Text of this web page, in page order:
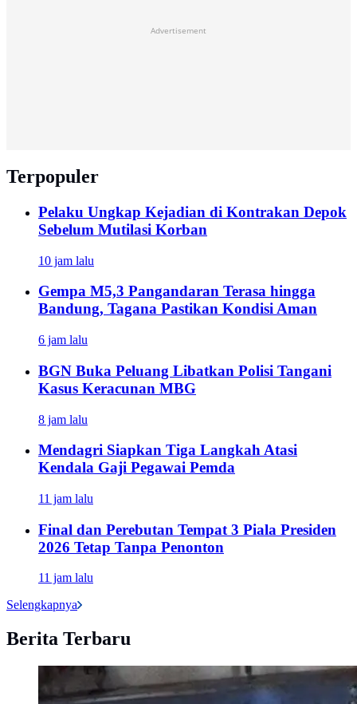
Advertisement
Terpopuler
Pelaku Ungkap Kejadian di Kontrakan Depok
Sebelum Mutilasi Korban
10 jam lalu
Gempa M5,3 Pangandaran Terasa hingga
Bandung, Tagana Pastikan Kondisi Aman
6 jam lalu
BGN Buka Peluang Libatkan Polisi Tangani
Kasus Keracunan MBG
8 jam lalu
Mendagri Siapkan Tiga Langkah Atasi
Kendala Gaji Pegawai Pemda
11 jam lalu
Final dan Perebutan Tempat 3 Piala Presiden
2026 Tetap Tanpa Penonton
11 jam lalu
Selengkapnya
Berita Terbaru